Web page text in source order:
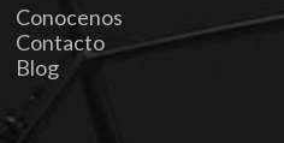
Conocenos
Contacto
Blog